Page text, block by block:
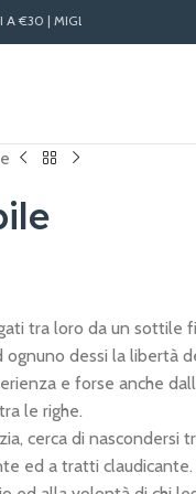
LIBRI ONLINE |
tra loro da un sottile
ognuno dessi la libertà
e forse anche
le righe.
cerca di nascondersi
ed a tratti claudicante.